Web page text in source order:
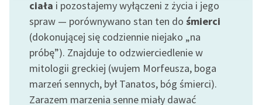
niepełnosprawnościami
E-kolekcja lektur
szkolnych i literatury do
słuchania dla uczennic i
uczniów z
niepełnosprawnościami
ciała i pozostajemy wyłączeni z życia i jego
spraw — porównywano stan ten do śmierci
(dokonującej się codziennie niejako „na
próbę”). Znajduje to odzwierciedlenie w
mitologii greckiej (wujem Morfeusza, boga
marzeń sennych, był Tanatos, bóg śmierci).
Zarazem marzenia senne miały dawać